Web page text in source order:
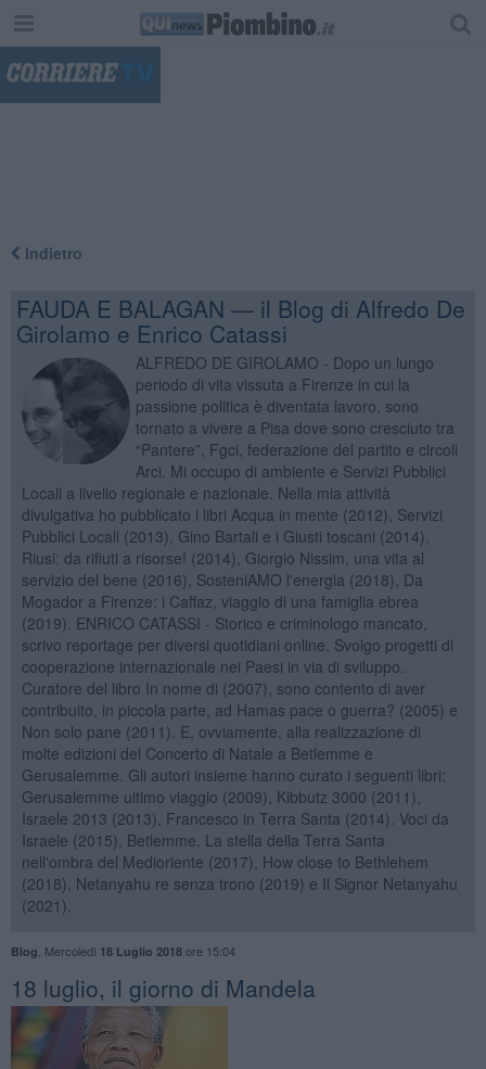
Indietro
FAUDA E BALAGAN — il Blog di Alfredo De
Girolamo e Enrico Catassi
ALFREDO DE GIROLAMO - Dopo un lungo
periodo di vita vissuta a Firenze in cui la
passione politica è diventata lavoro, sono
tornato a vivere a Pisa dove sono cresciuto tra
“Pantere”, Fgci, federazione del partito e circoli
Arci. Mi occupo di ambiente e Servizi Pubblici
Locali a livello regionale e nazionale. Nella mia attività
divulgativa ho pubblicato i libri Acqua in mente (2012), Servizi
Pubblici Locali (2013), Gino Bartali e i Giusti toscani (2014),
Riusi: da rifiuti a risorse! (2014), Giorgio Nissim, una vita al
servizio del bene (2016), SosteniAMO l'energia (2018), Da
Mogador a Firenze: i Caffaz, viaggio di una famiglia ebrea
(2019). ENRICO CATASSI - Storico e criminologo mancato,
scrivo reportage per diversi quotidiani online. Svolgo progetti di
cooperazione internazionale nei Paesi in via di sviluppo.
Curatore del libro In nome di (2007), sono contento di aver
contribuito, in piccola parte, ad Hamas pace o guerra? (2005) e
Non solo pane (2011). E, ovviamente, alla realizzazione di
molte edizioni del Concerto di Natale a Betlemme e
Gerusalemme. Gli autori insieme hanno curato i seguenti libri:
Gerusalemme ultimo viaggio (2009), Kibbutz 3000 (2011),
Israele 2013 (2013), Francesco in Terra Santa (2014). Voci da
Israele (2015), Betlemme. La stella della Terra Santa
nell'ombra del Medioriente (2017), How close to Bethlehem
(2018), Netanyahu re senza trono (2019) e Il Signor Netanyahu
(2021).
Blog Mercoledì 18 Luglio 2018ore 15:04
18 luglio, il giorno di Mandela